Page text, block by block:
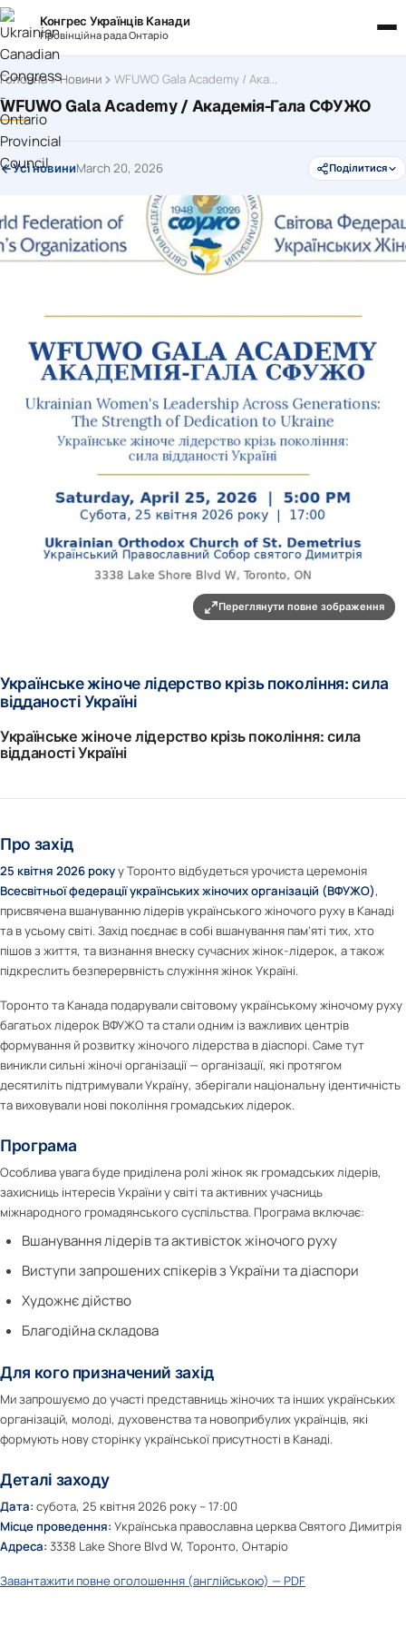
Конгрес Українців Канади
Провінційна рада Онтаріо
Головна Новини WFUWO Gala Academy / Академія-Гала СФУЖО
WFUWO Gala Academy / Академія-Гала СФУЖО
Усі новиниMarch 20, 2026 Поділитися
Переглянути повне зображення
Українське жіноче лідерство крізь покоління: сила
відданості Україні
Українське жіноче лідерство крізь покоління: сила
відданості Україні
Про захід
25 квітня 2026 рокуу Торонто відбудеться урочиста церемонія
Всесвітньої федерації українських жіночих організацій (ВФУЖО),
присвячена вшануванню лідерів українського жіночого руху в Канаді
та в усьому світі. Захід поєднає в собі вшанування пам’яті тих, хто
пішов з життя, та визнання внеску сучасних жінок-лідерок, а також
підкреслить безперервність служіння жінок Україні.
Торонто та Канада подарували світовому українському жіночому руху
багатьох лідерок ВФУЖО та стали одним із важливих центрів
формування й розвитку жіночого лідерства в діаспорі. Саме тут
виникли сильні жіночі організації — організації, які протягом
десятиліть підтримували Україну, зберігали національну ідентичність
та виховували нові покоління громадських лідерок.
Програма
Особлива увага буде приділена ролі жінок як громадських лідерів,
захисниць інтересів України у світі та активних учасниць
міжнародного громадянського суспільства. Програма включає:
Вшанування лідерів та активісток жіночого руху
Виступи запрошених спікерів з України та діаспори
Художнє дійство
Благодійна складова
Для кого призначений захід
Ми запрошуємо до участі представниць жіночих та інших українських
організацій, молоді, духовенства та новоприбулих українців, які
формують нову сторінку української присутності в Канаді.
Деталі заходу
Дата: субота, 25 квітня 2026 року – 17:00
Місце проведення: Українська православна церква Святого Димитрія
Адреса: 3338 Lake Shore Blvd W, Торонто, Онтаріо
Завантажити повне оголошення (англійською) — PDF